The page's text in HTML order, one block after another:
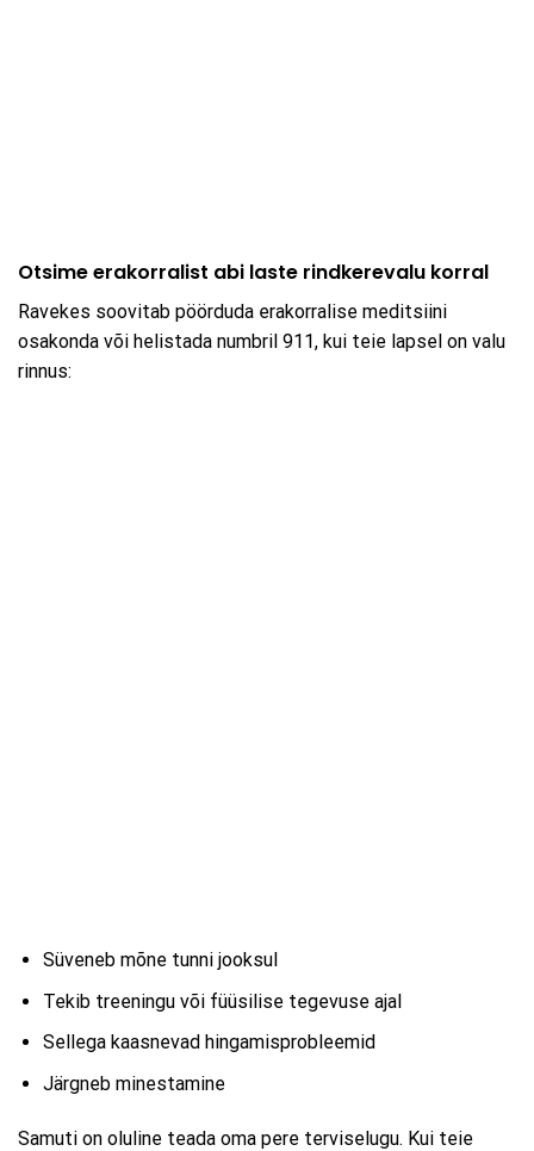
Otsime erakorralist abi laste rindkerevalu korral
Ravekes soovitab pöörduda erakorralise meditsiini
osakonda või helistada numbril 911, kui teie lapsel on valu
rinnus:
Süveneb mõne tunni jooksul
Tekib treeningu või füüsilise tegevuse ajal
Sellega kaasnevad hingamisprobleemid
Järgneb minestamine
Samuti on oluline teada oma pere terviselugu. Kui teie